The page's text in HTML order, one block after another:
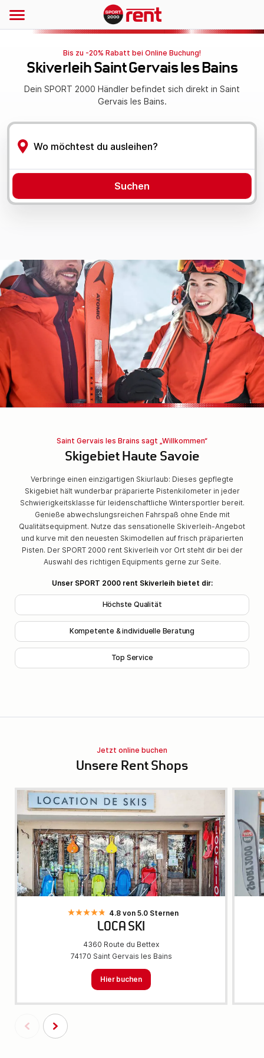
Bis zu -20% Rabatt bei Online Buchung!
Skiverleih Saint Gervais les Bains
Dein SPORT 2000 Händler befindet sich direkt in Saint
Gervais les Bains.
Saint Gervais les Brains sagt „Willkommen“
Skigebiet Haute Savoie
Verbringe einen einzigartigen Skiurlaub: Dieses gepflegte
Skigebiet hält wunderbar präparierte Pistenkilometer in jeder
Schwierigkeitsklasse für leidenschaftliche Wintersportler bereit.
Genieße abwechslungsreichen Fahrspaß ohne Ende mit
Qualitätsequipment. Nutze das sensationelle Skiverleih-Angebot
und kurve mit den neuesten Skimodellen auf frisch präparierten
Pisten. Der SPORT 2000 rent Skiverleih vor Ort steht dir bei der
Auswahl des richtigen Equipments gerne zur Seite.
Unser SPORT 2000 rent Skiverleih bietet dir:
Höchste Qualität
Kompetente & individuelle Beratung
Top Service
Jetzt online buchen
Unsere Rent Shops
4.8 von 5.0 Sternen
LOCA SKI
4360 Route du Bettex
74170 Saint Gervais les Bains
Hier buchen